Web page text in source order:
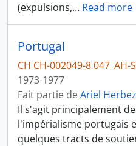
(expulsions,… Read more
Portugal
CH CH-002049-8 047_AH-
1973-1977
Fait partie deAriel Herbez
Il s'agit principalement
l'impérialisme portugais
quelques tracts de